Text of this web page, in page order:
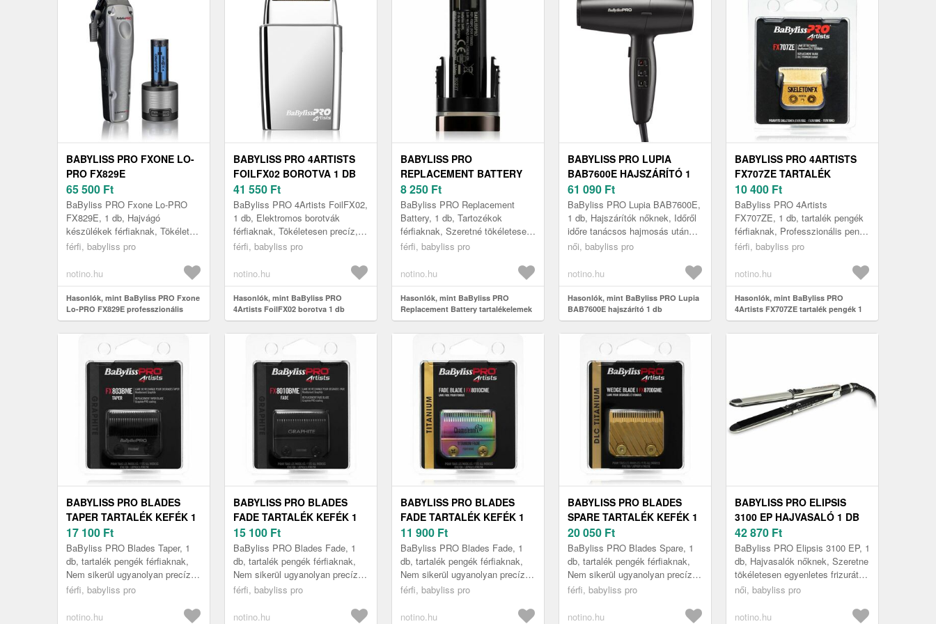
BABYLISS PRO FXONE LO-
PRO FX829E
PROFESSZIONÁLIS
HAJFORMÁZÓ GREY 1 DB
65 500 Ft
BaByliss PRO Fxone Lo-PRO
FX829E, 1 db, Hajvágó
készülékek férfiaknak, Tökéletes
precizitás és stílus (nemcsak)
Lo-P...
férfi, babyliss pro
notino.hu
Hasonlók, mint BaByliss PRO Fxone
Lo-PRO FX829E professzionális
hajformázó Grey 1 db
BABYLISS PRO 4ARTISTS
FOILFX02 BOROTVA 1 DB
41 550 Ft
BaByliss PRO 4Artists FoilFX02,
1 db, Elektromos borotvák
férfiaknak, Tökéletesen precíz,
professzionális eredményeket
férfi, babyliss pro
notino.hu
Hasonlók, mint BaByliss PRO
4Artists FoilFX02 borotva 1 db
BABYLISS PRO
REPLACEMENT BATTERY
TARTALÉKELEMEK 1 DB
8 250 Ft
BaByliss PRO Replacement
Battery, 1 db, Tartozékok
férfiaknak, Szeretné tökéletesen
ápolt megjelenésével lenyűgözni
...
férfi, babyliss pro
notino.hu
Hasonlók, mint BaByliss PRO
Replacement Battery tartalékelemek
1 db
BABYLISS PRO LUPIA
BAB7600E HAJSZÁRÍTÓ 1
DB
61 090 Ft
BaByliss PRO Lupia BAB7600E,
1 db, Hajszárítók nőknek, Időről
időre tanácsos hajmosás után
hagyni a hajat levegőn
v...
női, babyliss pro
notino.hu
Hasonlók, mint BaByliss PRO Lupia
BAB7600E hajszárító 1 db
BABYLISS PRO 4ARTISTS
FX707ZE TARTALÉK
PENGÉK 1 DB
10 400 Ft
BaByliss PRO 4Artists
FX707ZE, 1 db, tartalék pengék
férfiaknak, Professzionális penge
a maximális pontosság és tiszta
férfi, babyliss pro
notino.hu
Hasonlók, mint BaByliss PRO
4Artists FX707ZE tartalék pengék 1
db
BABYLISS PRO BLADES
TAPER TARTALÉK KEFÉK 1
DB
17 100 Ft
BaByliss PRO Blades Taper, 1
db, tartalék pengék férfiaknak,
Nem sikerül ugyanolyan precíz
eredményt elérnie a borotvájával,
férfi, babyliss pro
notino.hu
BABYLISS PRO BLADES
FADE TARTALÉK KEFÉK 1
DB
15 100 Ft
BaByliss PRO Blades Fade, 1
db, tartalék pengék férfiaknak,
Nem sikerül ugyanolyan precíz
eredményt elérnie a borotvájával,
férfi, babyliss pro
notino.hu
BABYLISS PRO BLADES
FADE TARTALÉK KEFÉK 1
DB
11 900 Ft
BaByliss PRO Blades Fade, 1
db, tartalék pengék férfiaknak,
Nem sikerül ugyanolyan precíz
eredményt elérnie a borotvájával,
férfi, babyliss pro
notino.hu
BABYLISS PRO BLADES
SPARE TARTALÉK KEFÉK 1
DB
20 050 Ft
BaByliss PRO Blades Spare, 1
db, tartalék pengék férfiaknak,
Nem sikerül ugyanolyan precíz
eredményt elérnie a borotvájával,
férfi, babyliss pro
notino.hu
BABYLISS PRO ELIPSIS
3100 EP HAJVASALÓ 1 DB
42 870 Ft
BaByliss PRO Elipsis 3100 EP, 1
db, Hajvasalók nőknek, Szeretne
tökéletesen egyenletes frizurát
készíteni, és a hajsimító
női, babyliss pro
notino.hu